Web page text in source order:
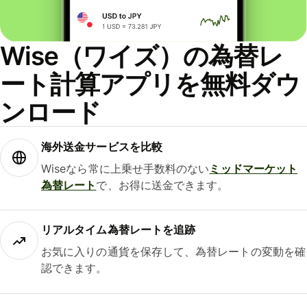
Wise（ワイズ）の為替レ
ート計算アプリを無料ダウ
ンロード
海外送金サービスを比較
Wiseなら常に上乗せ手数料のない ミッドマーケット
為替レート で、お得に送金できます。
リアルタイム為替レートを追跡
お気に入りの通貨を保存して、為替レートの変動を確
認できます。